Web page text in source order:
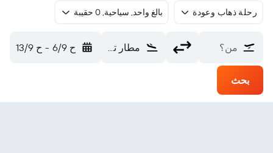
رحلة ذهاب وعودة بالغ واحد, سياحية, 0 حقيبة
من؟ مطار توكسون (TUS) ح 6/9 - ح 13/9
بحث